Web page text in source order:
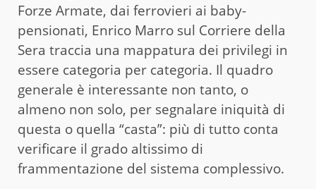
Forze Armate, dai ferrovieri ai baby-
pensionati, Enrico Marro sul Corriere della
Sera traccia una mappatura dei privilegi in
essere categoria per categoria. Il quadro
generale è interessante non tanto, o
almeno non solo, per segnalare iniquità di
questa o quella “casta”: più di tutto conta
verificare il grado altissimo di
frammentazione del sistema complessivo.